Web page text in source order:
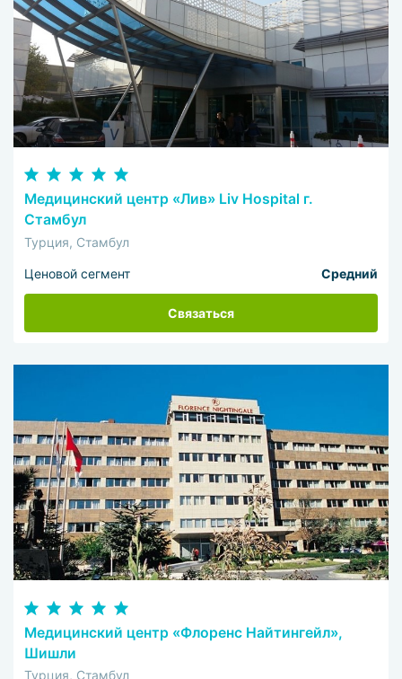
Медицинский центр «Лив» Liv Hospital г.
Стамбул
Турция, Стамбул
Ценовой сегмент Средний
Связаться
Медицинский центр «Флоренс Найтингейл»,
Шишли
Турция, Стамбул